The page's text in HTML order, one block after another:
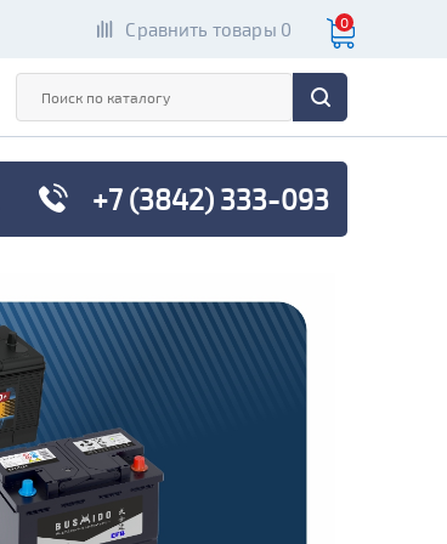
Сравнить товары 0 0
+7 (3842) 333-093